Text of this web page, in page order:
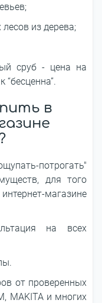
из дерева;
сруб - цена на
“бесценна”.
в
потрогать"
для того
магазине
на всех
от проверенных
MAKITA и многих